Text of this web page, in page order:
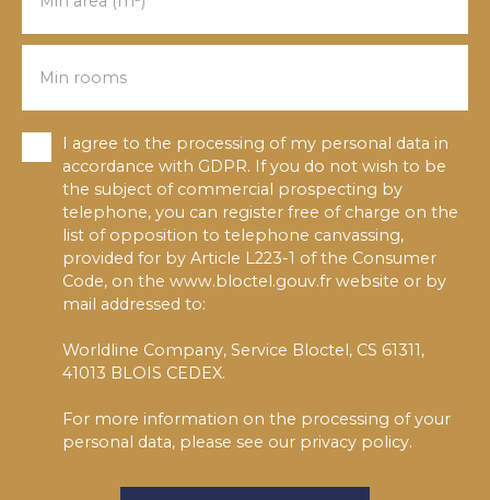
Min rooms
I agree to the processing of my personal data in
accordance with GDPR. If you do not wish to be
the subject of commercial prospecting by
telephone, you can register free of charge on the
list of opposition to telephone canvassing,
provided for by Article L223-1 of the Consumer
Code, on the www.bloctel.gouv.fr website or by
mail addressed to:
Worldline Company, Service Bloctel, CS 61311,
41013 BLOIS CEDEX.
For more information on the processing of your
personal data, please see our privacy policy.